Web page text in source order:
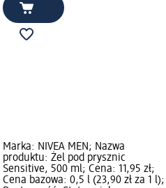
Marka: NIVEA MEN; Nazwa
produktu: Żel pod prysznic
Sensitive, 500 ml; Cena: 11,95 zł;
Cena bazowa: 0,5 l (23,90 zł za 1 l);